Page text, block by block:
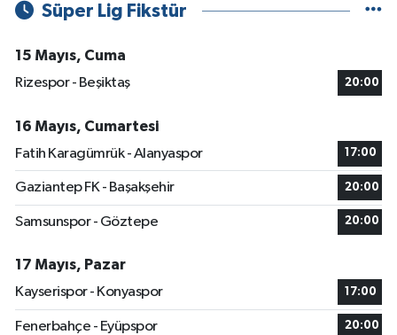
Süper Lig Fikstür
15 Mayıs, Cuma
Rizespor - Beşiktaş
20:00
16 Mayıs, Cumartesi
Fatih Karagümrük - Alanyaspor
17:00
Gaziantep FK - Başakşehir 20:00
Samsunspor - Göztepe 20:00
17 Mayıs, Pazar
Kayserispor - Konyaspor
17:00
Fenerbahçe - Eyüpspor 20:00